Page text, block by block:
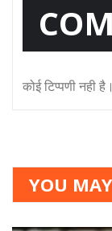
कोई टिप्पणी नही है।
YOU